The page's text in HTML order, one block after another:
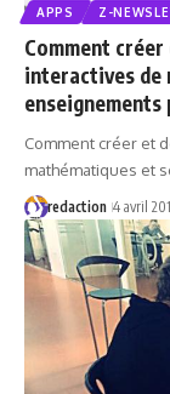
APPS Z-
Comment
interactives de
enseignements
Comment créer et
mathématiques et
redaction 4 avril